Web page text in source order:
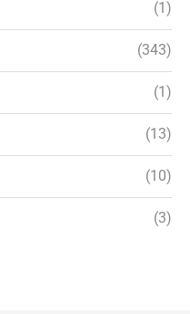
(1)
(343)
(1)
(13)
(10)
(3)